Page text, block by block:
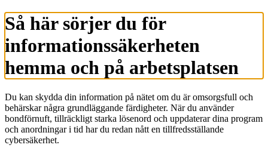
Så här sörjer du för
informationssäkerheten
hemma och på arbetsplatsen
Du kan skydda din information på nätet om du är omsorgsfull och
behärskar några grundläggande färdigheter. När du använder
bondförnuft, tillräckligt starka lösenord och uppdaterar dina program
och anordningar i tid har du redan nått en tillfredsställande
cybersäkerhet.